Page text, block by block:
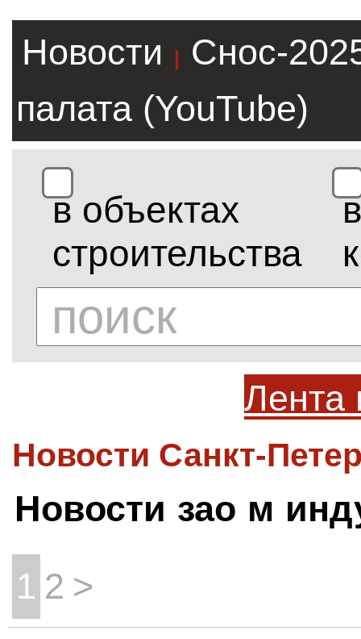
Новости |
Снос-
палата (YouTube)
в объектах
строительства
в
Лента
Новости Санкт-
Новости зао м
1 2 >